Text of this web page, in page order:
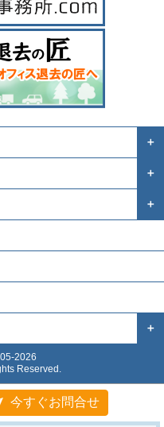
今すぐお問合せ
＋
＋
＋
＋
2026
Reserved.